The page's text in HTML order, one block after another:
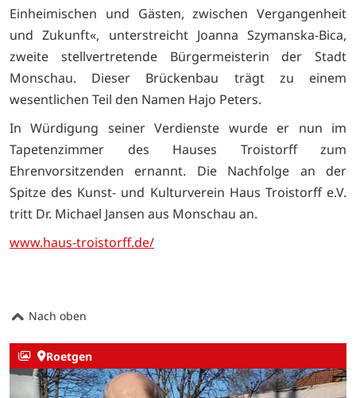
Einheimischen und Gästen, zwischen Vergangenheit
und Zukunft«, unterstreicht Joanna Szymanska-Bica,
zweite stellvertretende Bürgermeisterin der Stadt
Monschau. Dieser Brückenbau trägt zu einem
wesentlichen Teil den Namen Hajo Peters.
In Würdigung seiner Verdienste wurde er nun im
Tapetenzimmer des Hauses Troistorff zum
Ehrenvorsitzenden ernannt. Die Nachfolge an der
Spitze des Kunst- und Kulturverein Haus Troistorff e.V.
tritt Dr. Michael Jansen aus Monschau an.
www.haus-troistorff.de/
Nach oben
Roetgen